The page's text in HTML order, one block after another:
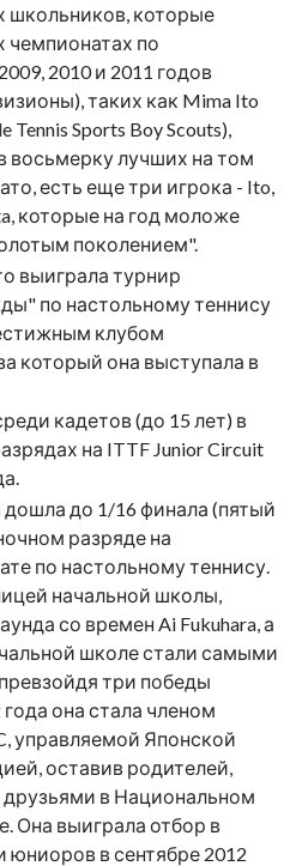
школьников, которые
чемпионатах по
2010 и 2011 годов
таких как Mima Ito
Tennis Sports Boy Scouts),
восьмерку лучших на том
есть еще три игрока - Ito,
которые на год моложе
поколением".
выиграла турнир
по настольному теннису
клубом
который она выступала в
кадетов (до 15 лет) в
на ITTF Junior Circuit
дошла до 1/16 финала (пятый
разряде на
по настольному теннису.
начальной школы,
со времен Ai Fukuhara, а
школе стали самыми
три победы
года она стала членом
управляемой Японской
оставив родителей,
в Национальном
Она выиграла отбор в
в сентябре 2012